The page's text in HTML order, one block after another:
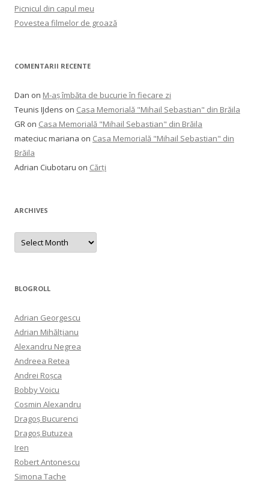
Picnicul din capul meu
Povestea filmelor de groază
COMENTARII RECENTE
Dan on M-aș îmbăta de bucurie în fiecare zi
Teunis IJdens on Casa Memorială "Mihail Sebastian" din Brăila
GR on Casa Memorială "Mihail Sebastian" din Brăila
mateciuc mariana on Casa Memorială "Mihail Sebastian" din
Brăila
Adrian Ciubotaru on Cărți
ARCHIVES
Archives
BLOGROLL
Adrian Georgescu
Adrian Mihălțianu
Alexandru Negrea
Andreea Retea
Andrei Roșca
Bobby Voicu
Cosmin Alexandru
Dragoș Bucurenci
Dragoș Butuzea
Iren
Robert Antonescu
Simona Tache